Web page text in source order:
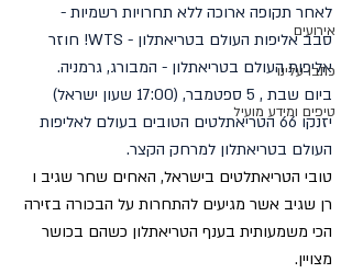
אירועים
כתבו עלינו
טיפים ומידע מועיל
לאחר תקופה ארוכה ללא תחרויות רשמיות -
סבב אליפות העולם בטריאתלון - WTS! חוזר
אליפות העולם בטריאתלון - המבורג, גרמניה.
ביום שבת , 5 ספטמבר, (17:00 שעון ישראל)
יזנקו 66 הטריאתלטים הטובים בעולם לאליפות
העולם בטריאתלון למרחק הקצר.
טובי הטריאתלטים בישראל, האחים שחר שגיב ו
רן שגיב אשר מגיעים להתחרות על הבכורה בזירה
הכי משמעותית בענף הטריאתלון כשהם בכושר
מצויין.